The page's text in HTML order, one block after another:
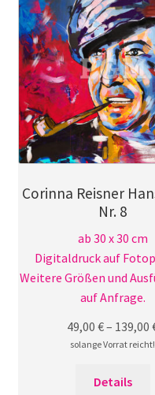
Corinna Reisner
Nr. 8
ab 30 x 30 cm
Digitaldruck auf
Weitere Größen und
auf Anfrage.
49,00€– 139,00
solange Vorrat reicht!
Details